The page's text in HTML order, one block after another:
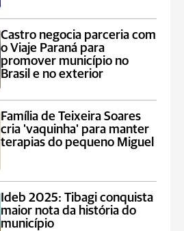
Castro negocia parceria com
o Viaje Paraná para
promover município no
Brasil e no exterior
Família de Teixeira Soares
cria 'vaquinha' para manter
terapias do pequeno Miguel
Ideb 2025: Tibagi conquista
maior nota da história do
município